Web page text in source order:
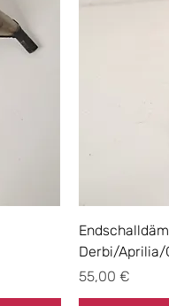
Derbi/Aprilia/
Preis
55,00 €